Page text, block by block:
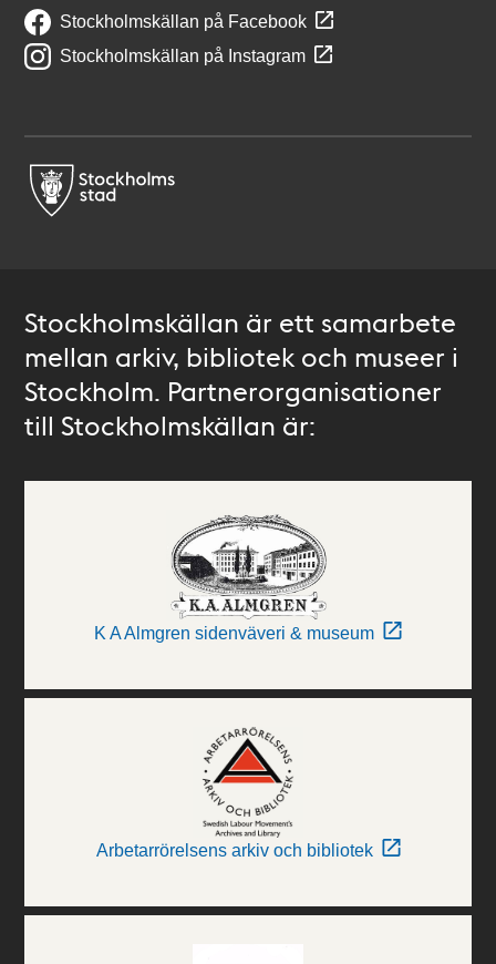
Stockholmskällan på Facebook
Stockholmskällan på Instagram
Stockholmskällan är ett samarbete
mellan arkiv, bibliotek och museer i
Stockholm. Partnerorganisationer
till Stockholmskällan är:
K A Almgren sidenväveri & museum
Arbetarrörelsens arkiv och bibliotek